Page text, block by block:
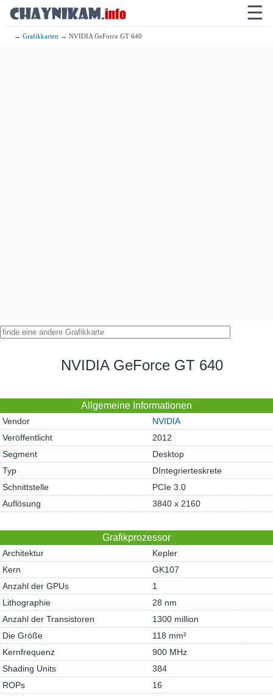
☰
→Grafikkarten → NVIDIA GeForce GT 640
NVIDIA GeForce GT 640
Allgemeine Informationen
Vendor
NVIDIA
Veröffentlicht
2012
Segment
Desktop
Typ
DIntegrierteskrete
Schnittstelle
PCIe 3.0
Auflösung
3840 x 2160
Grafikprozessor
Architektur
Kepler
Kern
GK107
Anzahl der GPUs
1
Lithographie
28 nm
Anzahl der Transistoren
1300 million
Die Größe
118 mm²
Kernfrequenz
900 MHz
Shading Units
384
ROPs
16